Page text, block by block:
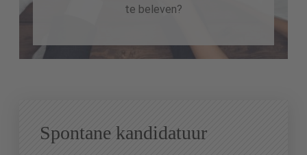
te beleven?
Spontane kandidatuur